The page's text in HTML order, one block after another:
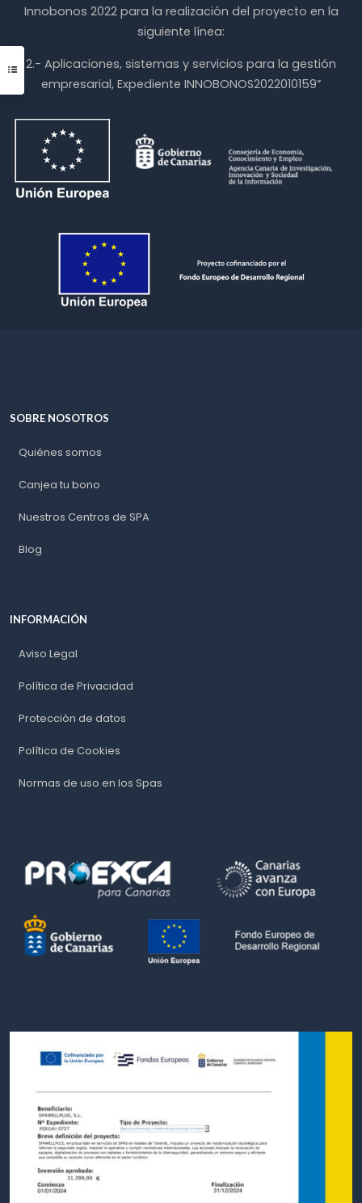
Innobonos 2022 para la realización del proyecto en la
siguiente línea:
2.- Aplicaciones, sistemas y servicios para la gestión
empresarial, Expediente INNOBONOS2022010159”
SOBRE NOSOTROS
Quiénes somos
Canjea tu bono
Nuestros Centros de SPA
Blog
INFORMACIÓN
Aviso Legal
Política de Privacidad
Protección de datos
Política de Cookies
Normas de uso en los Spas